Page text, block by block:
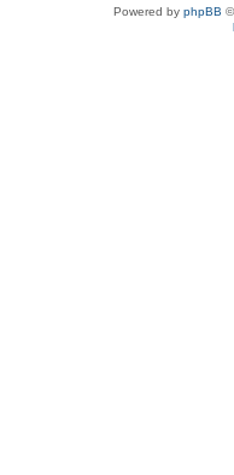
Powered by phpBB